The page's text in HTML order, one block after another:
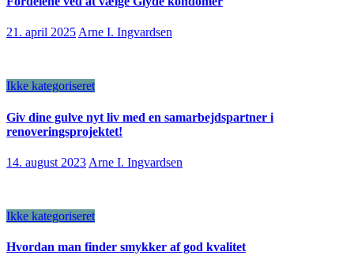
21. april 2025 Arne I. Ingvardsen
Ikke kategoriseret
Giv dine gulve nyt liv med en samarbejdspartner i
renoveringsprojektet!
14. august 2023 Arne I. Ingvardsen
Ikke kategoriseret
Hvordan man finder smykker af god kvalitet